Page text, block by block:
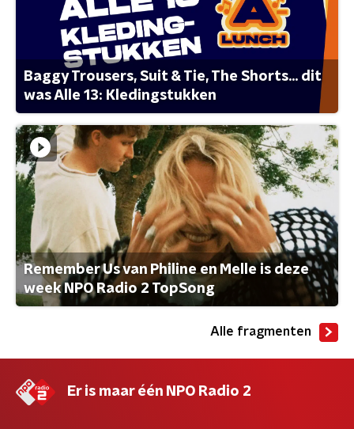
Baggy Trousers, Suit & Tie, The Shorts... dit
was Alle 13: Kledingstukken
Remember Us van Philine en Melle is deze
week NPO Radio 2 TopSong
Alle fragmenten
Er is maar één NPO Radio 2